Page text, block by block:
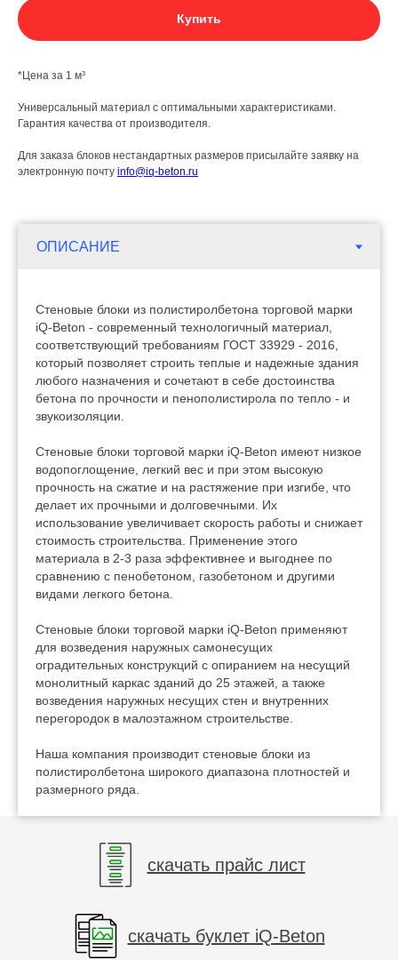
Купить
*Цена за 1 м³
Универсальный материал с оптимальными характеристиками.
Гарантия качества от производителя.
Для заказа блоков нестандартных размеров присылайте заявку на
электронную почту info@iq-beton.ru
Стеновые блоки из полистиролбетона торговой марки
iQ-Beton - современный технологичный материал,
соответствующий требованиям ГОСТ 33929 - 2016,
который позволяет строить теплые и надежные здания
любого назначения и сочетают в себе достоинства
бетона по прочности и пенополистирола по тепло - и
звукоизоляции.
Стеновые блоки торговой марки iQ-Beton имеют низкое
водопоглощение, легкий вес и при этом высокую
прочность на сжатие и на растяжение при изгибе, что
делает их прочными и долговечными. Их
использование увеличивает скорость работы и снижает
стоимость строительства. Применение этого
материала в 2-3 раза эффективнее и выгоднее по
сравнению с пенобетоном, газобетоном и другими
видами легкого бетона.
Стеновые блоки торговой марки iQ-Beton применяют
для возведения наружных самонесущих
оградительных конструкций с опиранием на несущий
монолитный каркас зданий до 25 этажей, а также
возведения наружных несущих стен и внутренних
перегородок в малоэтажном строительстве.
Наша компания производит стеновые блоки из
полистиролбетона широкого диапазона плотностей и
размерного ряда.
скачать прайс лист
скачать буклет iQ-Beton